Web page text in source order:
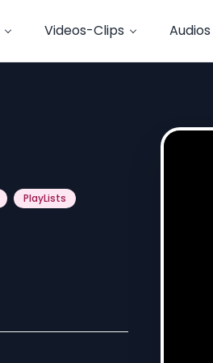
Videos-Clips Audios
PlayLists